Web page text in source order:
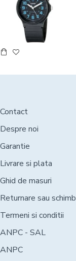
Contact
Despre noi
Garantie
Livrare si plata
Ghid de masuri
Returnare sau schimb
Termeni si conditii
ANPC - SAL
ANPC